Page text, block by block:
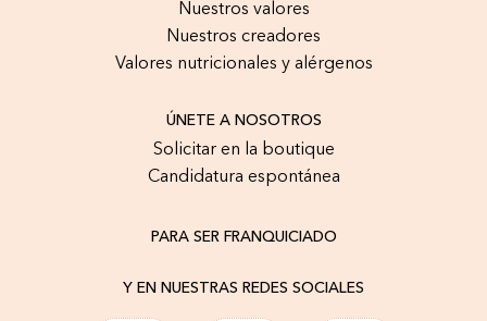
Nuestros valores
Nuestros creadores
Valores nutricionales y alérgenos
ÚNETE A NOSOTROS
Solicitar en la boutique
Candidatura espontánea
PARA SER FRANQUICIADO
Y EN NUESTRAS REDES SOCIALES